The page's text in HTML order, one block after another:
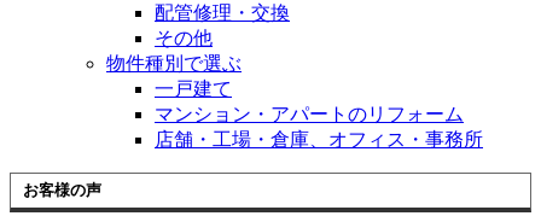
配管修理・交換
その他
物件種別で選ぶ
一戸建て
マンション・アパートのリフォーム
店舗・工場・倉庫、オフィス・事務所
お客様の声